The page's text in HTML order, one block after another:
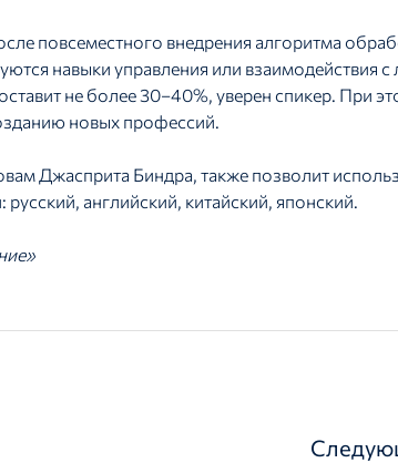
повсеместного внедрения алгоритма
навыки управления или взаимодействия
не более 30–40%, уверен спикер. При
новых профессий.
Джасприта Биндра, также позволит
английский, китайский, японский.